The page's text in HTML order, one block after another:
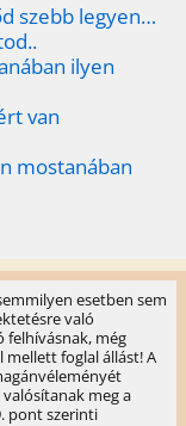
szebb legyen…
ilyen
van
mostanában
esetben sem
való
felhívásnak, még
mellett foglal állást! A
meg a
pont szerinti